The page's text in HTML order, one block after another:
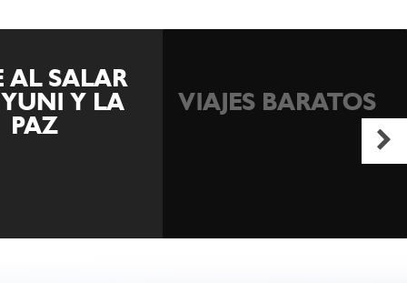
BARATOS
ISLA MARGARITA
TODO INCLUIDO